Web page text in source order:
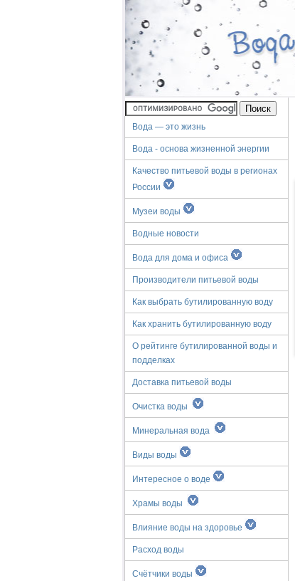
Вода — это жизнь
Вода - основа жизненной энергии
Качество питьевой воды в регионах
России
Музеи воды
Водные новости
Вода для дома и офиса
Производители питьевой воды
Как выбрать бутилированную воду
Как хранить бутилированную воду
О рейтинге бутилированной воды и
подделках
Доставка питьевой воды
Очистка воды
Минеральная вода
Виды воды
Интересное о воде
Храмы воды
Влияние воды на здоровье
Расход воды
Счётчики воды